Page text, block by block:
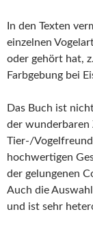
In den Texten
einzelnen
oder gehört hat,
Farbgebung bei
Das Buch ist
der wunderbaren
Tier-/
hochwertigen
der gelungenen
Auch die
und ist sehr